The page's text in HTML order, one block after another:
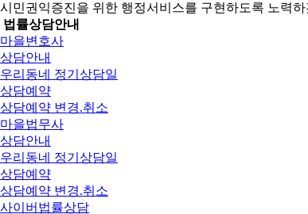
시민권익증진을 위한 행정서비스를 구현하도록 노력
법률상담안내
마을변호사
상담안내
우리동네 정기상담일
상담예약
상담예약 변경.취소
마을법무사
상담안내
우리동네 정기상담일
상담예약
상담예약 변경.취소
사이버법률상담